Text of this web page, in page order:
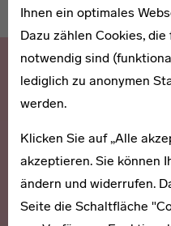
Ihnen ein optimales
Dazu zählen Cookies,
notwendig sind
lediglich zu anonymen
werden.
Klicken Sie auf „Alle
akzeptieren. Sie können
ändern und widerrufen.
Seite die Schaltfläche